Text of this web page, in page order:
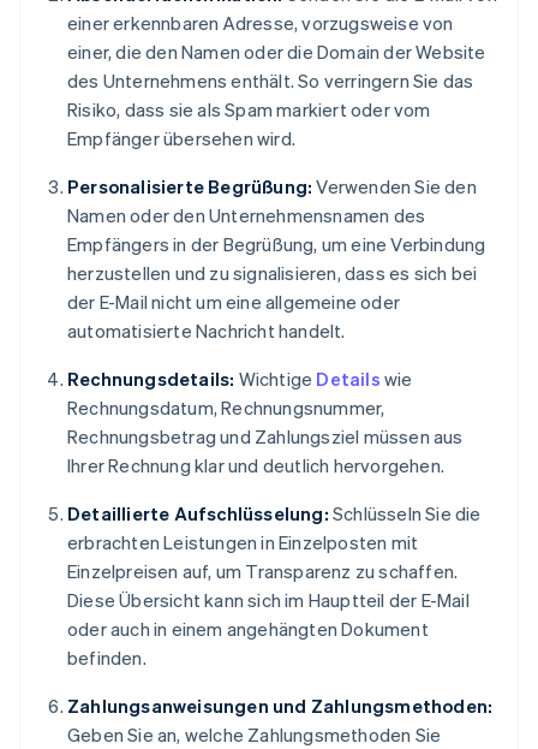
einer erkennbaren Adresse, vorzugsweise von
einer, die den Namen oder die Domain der Website
des Unternehmens enthält. So verringern Sie das
Risiko, dass sie als Spam markiert oder vom
Empfänger übersehen wird.
Personalisierte Begrüßung: Verwenden Sie den
Namen oder den Unternehmensnamen des
Empfängers in der Begrüßung, um eine Verbindung
herzustellen und zu signalisieren, dass es sich bei
der E-Mail nicht um eine allgemeine oder
automatisierte Nachricht handelt.
Rechnungsdetails: Wichtige Details wie
Rechnungsdatum, Rechnungsnummer,
Rechnungsbetrag und Zahlungsziel müssen aus
Ihrer Rechnung klar und deutlich hervorgehen.
Detaillierte Aufschlüsselung: Schlüsseln Sie die
erbrachten Leistungen in Einzelposten mit
Einzelpreisen auf, um Transparenz zu schaffen.
Diese Übersicht kann sich im Hauptteil der E-Mail
oder auch in einem angehängten Dokument
befinden.
Zahlungsanweisungen und Zahlungsmethoden:
Geben Sie an, welche Zahlungsmethoden Sie